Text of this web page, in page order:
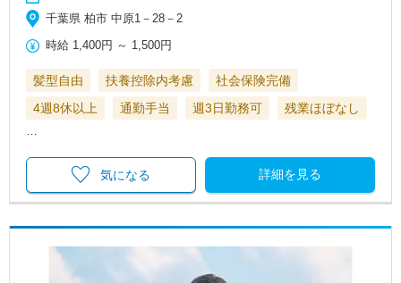
千葉県 柏市 中原1－28－2
時給 1,400円 ～ 1,500円
髪型自由 扶養控除内考慮
社会保険完備
4週8休以上
通勤手当 週3日勤務可 残業ほぼなし
…
詳細を見る
気になる